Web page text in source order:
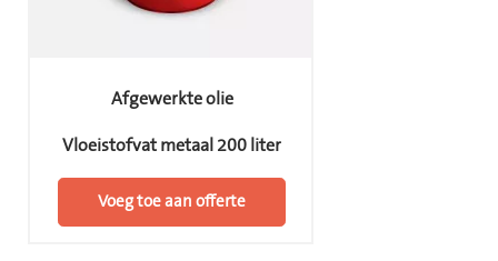
Afgewerkte olie
Vloeistofvat metaal 200 liter
Voeg toe aan offerte